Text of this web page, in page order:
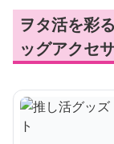
ヲタ活を彩
ッグアクセ